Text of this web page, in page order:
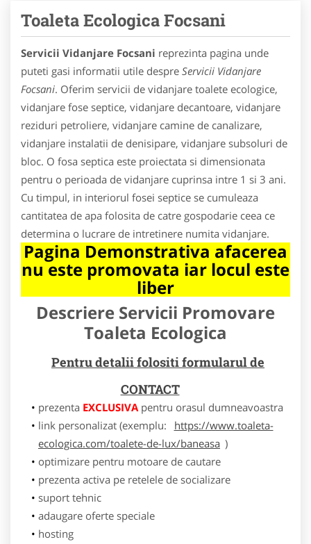
Toaleta Ecologica Focsani
Servicii Vidanjare Focsani reprezinta pagina unde
puteti gasi informatii utile despre Servicii Vidanjare
Focsani. Oferim servicii de vidanjare toalete ecologice,
vidanjare fose septice, vidanjare decantoare, vidanjare
reziduri petroliere, vidanjare camine de canalizare,
vidanjare instalatii de denisipare, vidanjare subsoluri de
bloc. O fosa septica este proiectata si dimensionata
pentru o perioada de vidanjare cuprinsa intre 1 si 3 ani.
Cu timpul, in interiorul fosei septice se cumuleaza
cantitatea de apa folosita de catre gospodarie ceea ce
determina o lucrare de intretinere numita vidanjare.
Pagina Demonstrativa afacerea
nu este promovata iar locul este
liber
Descriere Servicii Promovare
Toaleta Ecologica
Pentru detalii folositi formularul de
CONTACT
prezenta EXCLUSIVApentru orasul dumneavoastra
link personalizat (exemplu:
https://www.toaleta-
ecologica.com/toalete-de-lux/baneasa )
optimizare pentru motoare de cautare
prezenta activa pe retelele de socializare
suport tehnic
adaugare oferte speciale
hosting